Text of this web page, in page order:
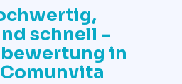
schnell –
in